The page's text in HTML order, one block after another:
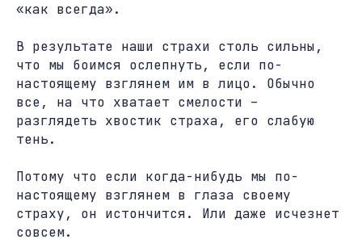
«как всегда».
В результате наши страхи столь сильны,
что мы боимся ослепнуть, если по-
настоящему взглянем им в лицо. Обычно
все, на что хватает смелости –
разглядеть хвостик страха, его слабую
тень.
Потому что если когда-нибудь мы по-
настоящему взглянем в глаза своему
страху, он истончится. Или даже исчезнет
совсем.